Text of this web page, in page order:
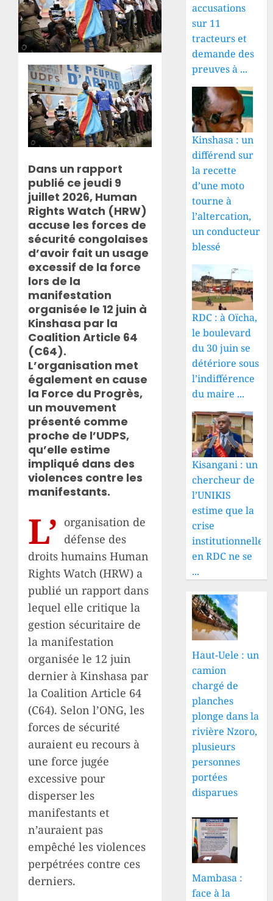
Dans un rapport
publié ce jeudi 9
juillet 2026, Human
Rights Watch (HRW)
accuse les forces de
sécurité congolaises
d’avoir fait un usage
excessif de la force
lors de la
manifestation
organisée le 12 juin à
Kinshasa par la
Coalition Article 64
(C64).
L’organisation met
également en cause
la Force du Progrès,
un mouvement
présenté comme
proche de l’UDPS,
qu’elle estime
impliqué dans des
violences contre les
manifestants.
L’ organisation de
défense des
droits humains Human
Rights Watch (HRW) a
publié un rapport dans
lequel elle critique la
gestion sécuritaire de
la manifestation
organisée le 12 juin
dernier à Kinshasa par
la Coalition Article 64
(C64). Selon l’ONG, les
forces de sécurité
auraient eu recours à
une force jugée
excessive pour
disperser les
manifestants et
n’auraient pas
empêché les violences
perpétrées contre ces
derniers.
accusations
sur 11
tracteurs et
demande des
preuves à ...
Kinshasa : un
différend sur
la recette
d’une moto
tourne à
l’altercation,
un conducteur
blessé
RDC : à Oïcha,
le boulevard
du 30 juin se
détériore sous
l’indifférence
du maire ...
Kisangani : un
chercheur de
l’UNIKIS
estime que la
crise
institutionnelle
en RDC ne se
...
Haut-Uele : un
camion
chargé de
planches
plonge dans la
rivière Nzoro,
plusieurs
personnes
portées
disparues
Mambasa :
face à la